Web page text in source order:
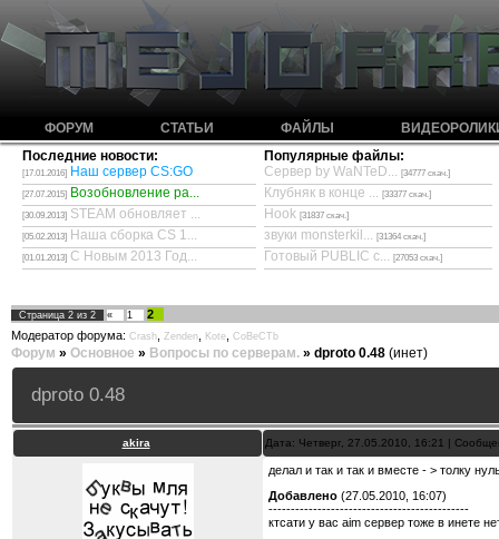
ФОРУМ СТАТЬИ ФАЙЛЫ
Последние новости:
[17.01.2016] Наш сервер CS:GO
[27.07.2015] Возобновление ра...
[30.09.2013] STEAM обновляет ...
[05.02.2013] Наша сборка CS 1...
[01.01.2013] С Новым 2013 Год...
Популярные файлы:
Сервер by WaNTeD... [34777 скач.]
Клубняк в конце ... [33377 скач.]
Hook [31837 скач.]
звуки monsterkil... [31364 скач.]
Готовый PUBLIC с... [27053 скач.]
Страница 2 из 2 « 1
2
Модератор форума: Crash Zenden Kote CoBeCTb
Форум » Основное » Вопросы по серверам. » dproto 0.48 (инет)
dproto 0.48
akira Дата: Четверг, 27.05.2010, 16:21 |
делал и так и так и вместе - > толку
Добавлено (27.05.2010, 16:07)
---------------------------------------------
ктсати у вас aim сервер тоже в инете